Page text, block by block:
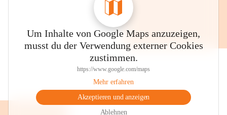
Um Inhalte von Google Maps anzuzeigen,
musst du der Verwendung externer Cookies
zustimmen.
https://www.google.com/maps
Mehr erfahren
Akzeptieren und anzeigen
Ablehnen